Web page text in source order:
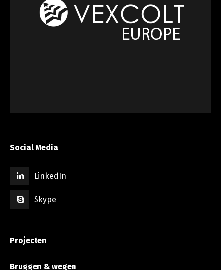
Social Media
LinkedIn
Skype
Projecten
Bruggen & wegen